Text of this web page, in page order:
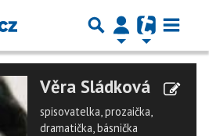
Věra Sládková
spisovatelka, prozaička,
dramatička, básnička